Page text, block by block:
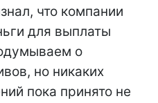
что компании
для выплаты
о
но никаких
пока принято не